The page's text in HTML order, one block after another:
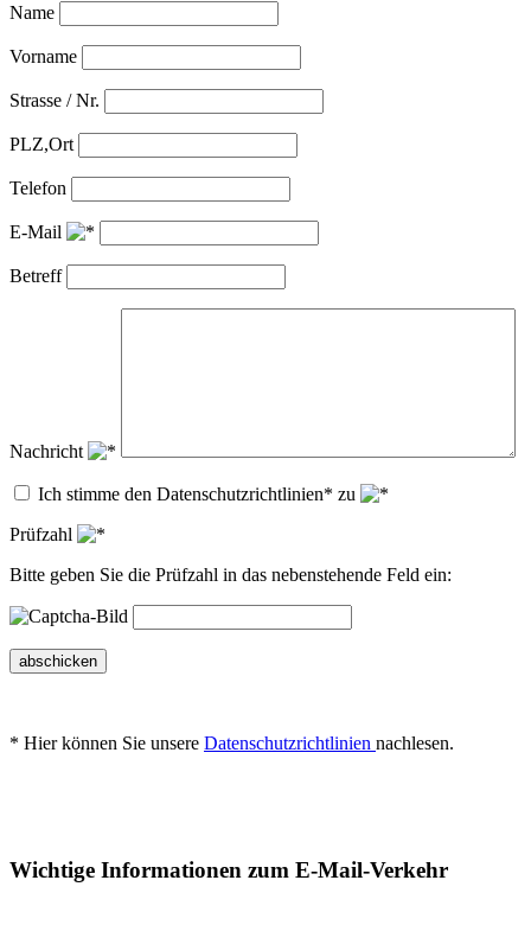
Name
Vorname
Strasse / Nr.
PLZ,Ort
Telefon
E-Mail
Betreff
Nachricht
Ich stimme den Datenschutzrichtlinien* zu
Prüfzahl
Bitte geben Sie die Prüfzahl in das nebenstehende Feld ein:
abschicken
* Hier können Sie unsere Datenschutzrichtlinien nachlesen.
Wichtige Informationen zum E-Mail-Verkehr